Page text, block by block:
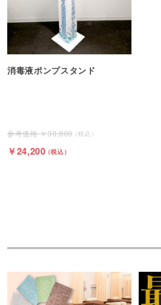
消毒液ポンプスタンド
30,800
24,200